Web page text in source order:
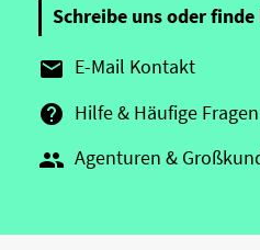
Schreibe uns oder
 E-Mail Kontakt
 Hilfe & Häufige Fragen
 Agenturen &